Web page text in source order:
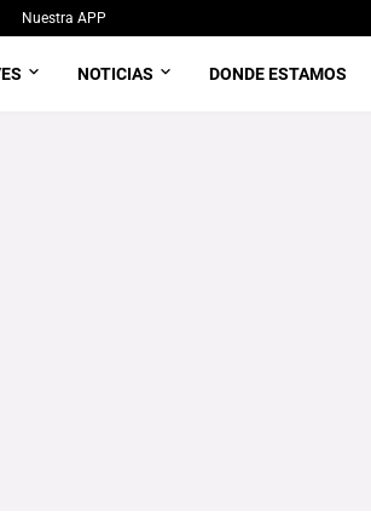
Nuestra APP
NOTICIAS DONDE ESTAMOS